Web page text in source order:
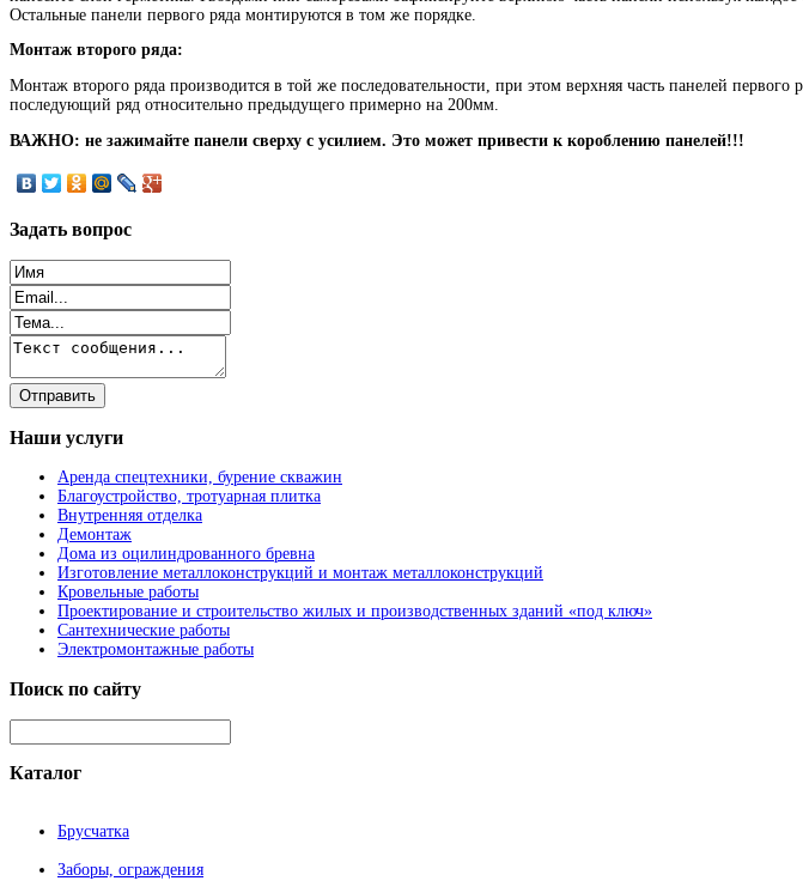
Остальные панели первого ряда монтируются в том же порядке.
Монтаж второго ряда:
Монтаж второго ряда производится в той же последовательности, при этом верхняя часть панелей
последующий ряд относительно предыдущего примерно на 200мм.
ВАЖНО: не зажимайте панели сверху с усилием. Это может привести к короблению панелей!!!
Задать вопрос
Наши услуги
Аренда спецтехники, бурение скважин
Благоустройство, тротуарная плитка
Внутренняя отделка
Демонтаж
Дома из оцилиндрованного бревна
Изготовление металлоконструкций и монтаж металлоконструкций
Кровельные работы
Проектирование и строительство жилых и производственных зданий «под ключ»
Сантехнические работы
Электромонтажные работы
Поиск по сайту
Каталог
Брусчатка
Заборы, ограждения